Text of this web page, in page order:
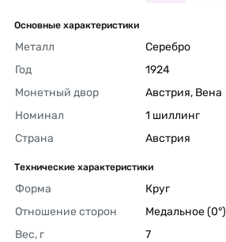
Основные характеристики
Металл
Серебро
Год
1924
Монетный двор
Австрия, Вена
Номинал
1 шиллинг
Страна
Австрия
Технические характеристики
Форма
Круг
Отношение сторон
Медальное (0°)
Вес, г
7